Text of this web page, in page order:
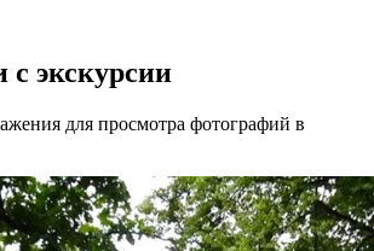
экскурсии
для просмотра фотографий в